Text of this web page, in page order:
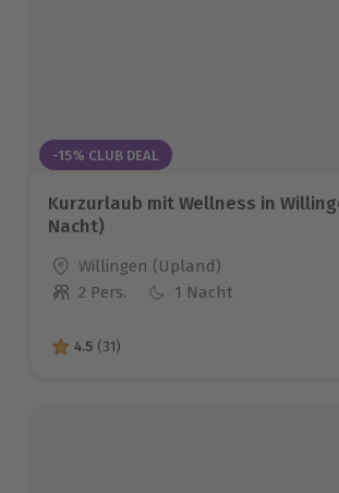
-15% CLUB DEAL
Kurzurlaub mit Wellness in
Nacht)
Standort
Willingen (Upland)
Anzahl der Teilnehmer
2 Pers. 1 Nacht
4.5 von 5 Sternen basierend auf 31
4.5 (31)